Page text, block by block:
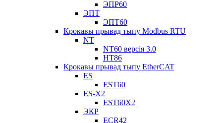
ЭПР60
ЭПТ
ЭПТ60
Крокавы прывад тыпу Modbus RTU
NT
NT60 версія 3.0
НТ86
Крокавы прывад тыпу EtherCAT
ES
EST60
ES-X2
EST60X2
ЭКР
ECR42